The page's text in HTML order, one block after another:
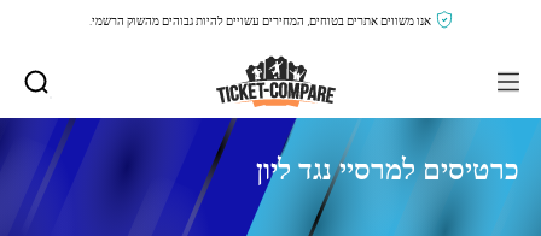
אנו משווים אתרים בטוחים, המחירים עשויים להיות גבוהים מהשוק הרשמי.
כרטיסים למרסיי נגד ליון